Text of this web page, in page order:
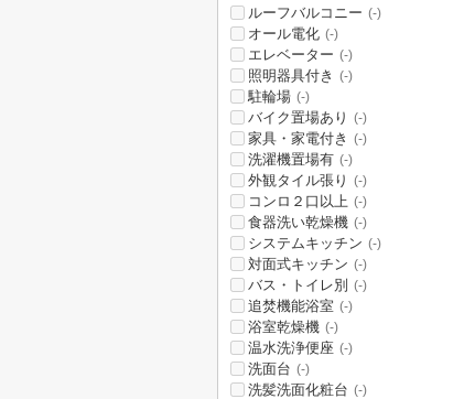
ルーフバルコニー (-)
オール電化 (-)
エレベーター (-)
照明器具付き (-)
駐輪場 (-)
バイク置場あり (-)
家具・家電付き (-)
洗濯機置場有 (-)
外観タイル張り (-)
コンロ２口以上 (-)
食器洗い乾燥機 (-)
システムキッチン (-)
対面式キッチン (-)
バス・トイレ別 (-)
追焚機能浴室 (-)
浴室乾燥機 (-)
温水洗浄便座 (-)
洗面台 (-)
洗髪洗面化粧台 (-)